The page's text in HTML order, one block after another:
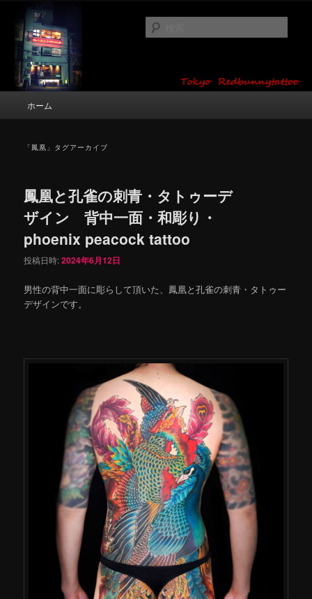
ン
ツ
東京 タトゥースタジオ 吉祥寺 Red
Bunny Tattoo タトゥーデザイン・タ
トゥー画像
タトゥーデザイン・画像の紹介（和彫り・ワンポイント・girl tattoo）
ホーム
「 鳳凰 」タグアーカイブ
鳳凰と孔雀の刺青・タトゥーデ
ザイン 背中一面・和彫り・
phoenix peacock tattoo
投稿日時:2024年6月12日
男性の背中一面に彫らして頂いた、鳳凰と孔雀の刺青・タトゥー
デザインです。